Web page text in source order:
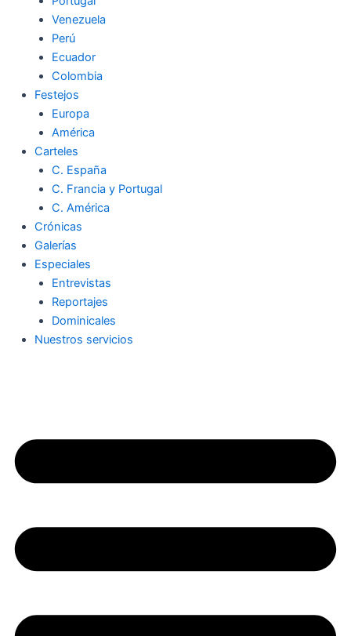
Venezuela
Perú
Ecuador
Colombia
Festejos
Europa
América
Carteles
C. España
C. Francia y Portugal
C. América
Crónicas
Galerías
Especiales
Entrevistas
Reportajes
Dominicales
Nuestros servicios